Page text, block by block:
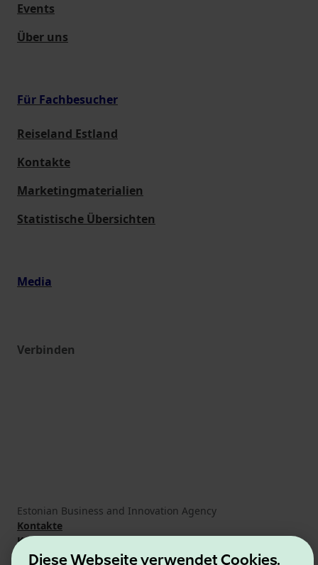
Diese Webseite verwendet Cookies.
Events
Über uns
Für Fachbesucher
Reiseland Estland
Kontakte
Marketingmaterialien
Statistische Übersichten
Media
Verbinden
Estonian Business and Innovation Agency
Kontakte
Kooperationspartner
Nutzungsbedingungen